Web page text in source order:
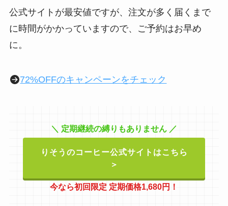
公式サイトが最安値ですが、注文が多く届くまで
に時間がかかっていますので、ご予約はお早め
に。
72%OFFのキャンペーンをチェック
＼ 定期継続の縛りもありません ／
りそうのコーヒー公式サイトはこちら
＞
今なら初回限定 定期価格1,680円！